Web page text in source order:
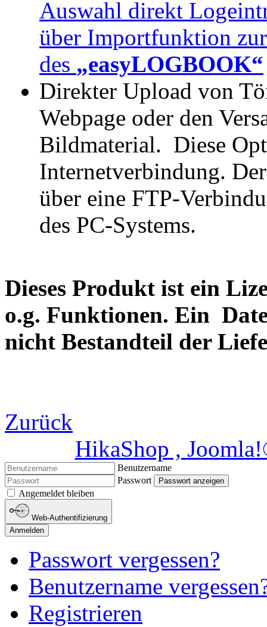
Auswahl direkt
über Importfunktion
des „easyLOGBOOK“
Direkter Upload von
Webpage oder den
Bildmaterial. Diese
Internetverbindung.
über eine FTP-
des PC-Systems.
Dieses Produkt ist ein
o.g. Funktionen. Ein
nicht Bestandteil der
Zurück
HikaShop ,
Benutzername
Passwort
Passwort anzeigen
Angemeldet bleiben
Web-Authentifizierung
Anmelden
Passwort vergessen?
Benutzername
Registrieren